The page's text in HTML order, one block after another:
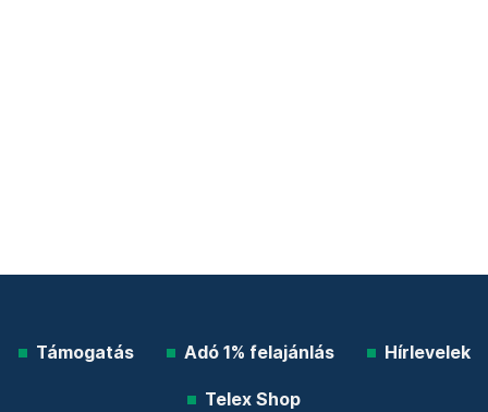
Támogatás Adó 1% felajánlás Hírlevelek
Telex Shop